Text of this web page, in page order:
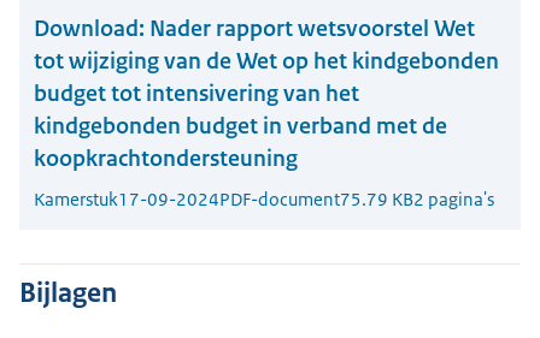
Download: Nader rapport wetsvoorstel Wet
tot wijziging van de Wet op het kindgebonden
budget tot intensivering van het
kindgebonden budget in verband met de
koopkrachtondersteuning
Kamerstuk17-09-2024PDF-document75.79 KB2 pagina's
Bijlagen